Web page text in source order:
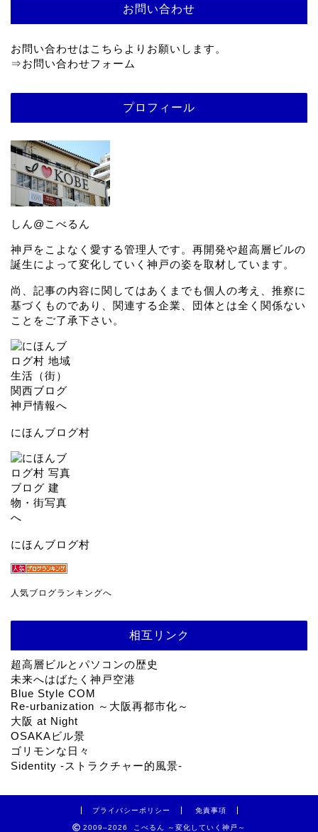
お問い合わせ
お問い合わせはこちらよりお願いします。
⇒お問い合わせフォーム
プロフィール
しん@こべるん
神戸をこよなく愛する管理人です。再開発や超高層ビルの
誕生によって変化していく神戸の姿を取材しています。
尚、記事の内容に関してはあくまでも個人の考え、推察に
基づくものであり、関連する企業、団体とは全く関係ない
ことをご了承下さい。
にほんブログ村
にほんブログ村
人気ブログランキングへ
相互リンク
超高層ビルとパソコンの歴史
未来へはばたく神戸空港
Blue Style COM
Re-urbanization ～大阪再都市化～
大阪 at Night
OSAKAビル景
ゴリモンな日々
Sidentity -ストラクチャー的風景-
プライバシーポリシー 免責事項
2009–2026 こべるん ～変化していく神戸～